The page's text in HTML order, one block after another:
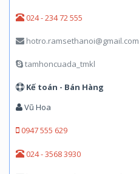
024 - 234 72 555
hotro.ramsethanoi@gmail.com
tamhoncuada_tmkl
Kế toán - Bán Hàng
Vũ Hoa
0947 555 629
024 - 3568 3930